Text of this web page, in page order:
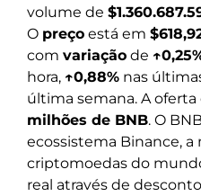
volume de
O preço está em
com variação de
hora, ↑0,88% nas
última semana. A
milhões de BNB. O
ecossistema Binance,
criptomoedas do
real através de